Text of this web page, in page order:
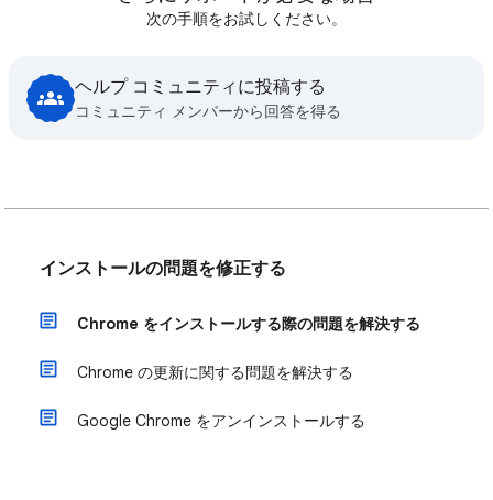
次の手順をお試しください。
ヘルプ コミュニティに投稿する
コミュニティ メンバーから回答を得る
インストールの問題を修正する
Chrome をインストールする際の問題を解決する
Chrome の更新に関する問題を解決する
Google Chrome をアンインストールする